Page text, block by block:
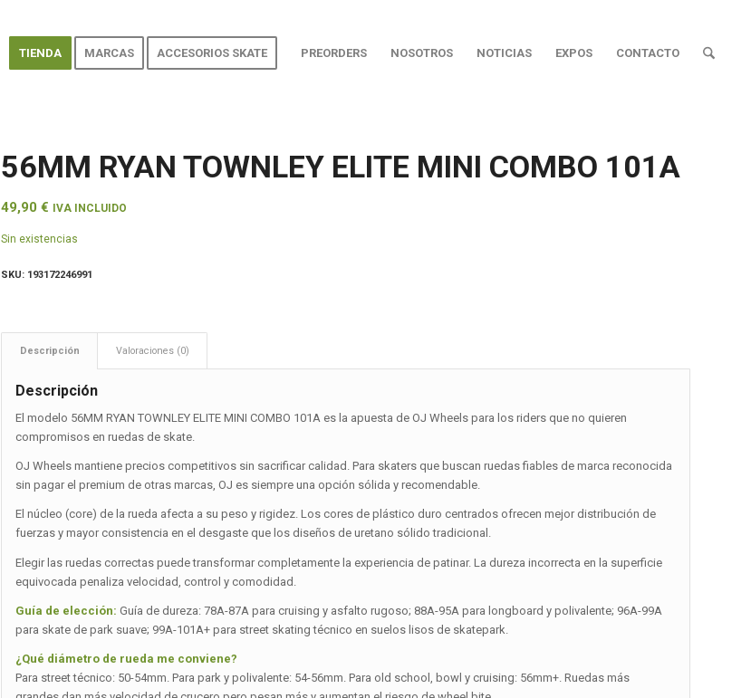
TIENDA MARCAS ACCESORIOS SKATE PREORDERS NOSOTROS NOTICIAS EXPOS CONTACTO
56MM RYAN TOWNLEY ELITE MINI COMBO 101A
49,90€ IVA INCLUIDO
Sin existencias
SKU: 193172246991
Descripción Valoraciones (0)
Descripción
El modelo 56MM RYAN TOWNLEY ELITE MINI COMBO 101A es la apuesta de OJ Wheels para los riders que no quieren
compromisos en ruedas de skate.
OJ Wheels mantiene precios competitivos sin sacrificar calidad. Para skaters que buscan ruedas fiables de marca reconocida
sin pagar el premium de otras marcas, OJ es siempre una opción sólida y recomendable.
El núcleo (core) de la rueda afecta a su peso y rigidez. Los cores de plástico duro centrados ofrecen mejor distribución de
fuerzas y mayor consistencia en el desgaste que los diseños de uretano sólido tradicional.
Elegir las ruedas correctas puede transformar completamente la experiencia de patinar. La dureza incorrecta en la superficie
equivocada penaliza velocidad, control y comodidad.
Guía de elección: Guía de dureza: 78A-87A para cruising y asfalto rugoso; 88A-95A para longboard y polivalente; 96A-99A
para skate de park suave; 99A-101A+ para street skating técnico en suelos lisos de skatepark.
¿Qué diámetro de rueda me conviene?
Para street técnico: 50-54mm. Para park y polivalente: 54-56mm. Para old school, bowl y cruising: 56mm+. Ruedas más